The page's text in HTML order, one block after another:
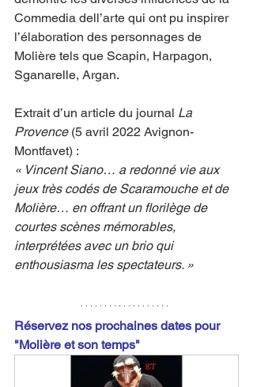
Commedia dell’arte qui ont pu inspirer
l’élaboration des personnages de
Molière tels que Scapin, Harpagon,
Sganarelle, Argan.
Extrait d’un article du journal La
Provence (5 avril 2022 Avignon-
Montfavet) :
« Vincent Siano… a redonné vie aux
jeux très codés de Scaramouche et de
Molière… en offrant un florilège de
courtes scènes mémorables,
interprétées avec un brio qui
enthousiasma les spectateurs. »
Réservez nos prochaines dates pour
"Molière et son temps"